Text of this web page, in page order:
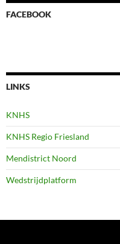
FACEBOOK
LINKS
KNHS
KNHS Regio Friesland
Mendistrict Noord
Wedstrijdplatform